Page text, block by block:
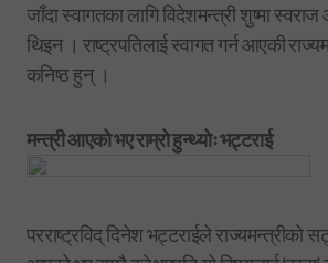
जाँदा स्वागतका लागि विदेशमन्त्री शुष्मा
थिइन । राष्ट्रपतिलाई स्वागत गर्न आएकी
कनिष्ठ हुन् ।
मन्त्री आएको भए राम्रो हुन्थ्योः भट्टराई
परराष्ट्रविद् दिनेश भट्टराईले राज्यमन्त्रीको